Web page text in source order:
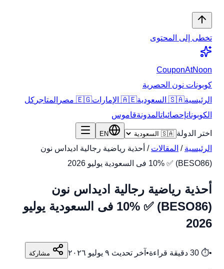
تخطى إلى المحتوى
CouponAtNoon
كوبونات نون الحصرية
الرئيسية🇸🇦 السعودية 🇦🇪 الإمارات 🇪🇬 مصر المتاجر كل
الكوبوناتإحصائياتالمدونةقاموس
اختر الدولة EN
الرئيسية / المقالات / أحذية رياضية رجالية اديداس نون
(BESO86) ✅ 10% فى السعودية يوليو 2026
أحذية رياضية رجالية اديداس نون
(BESO86) ✅ 10% فى السعودية يوليو
2026
•
⏱
30 دقيقة قراءة• آخر تحديث ٩ يوليو ٢٠٢٦ مشاركة